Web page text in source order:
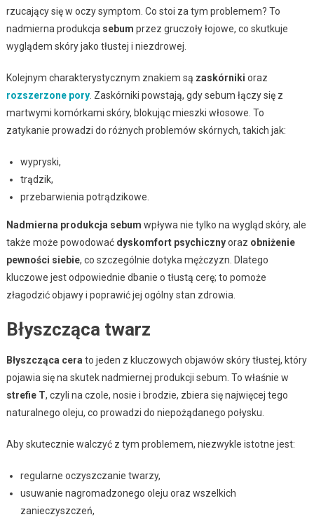
rzucający się w oczy symptom. Co stoi za tym problemem? To
nadmierna produkcja sebum przez gruczoły łojowe, co skutkuje
wyglądem skóry jako tłustej i niezdrowej.
Kolejnym charakterystycznym znakiem są zaskórniki oraz
rozszerzone pory. Zaskórniki powstają, gdy sebum łączy się z
martwymi komórkami skóry, blokując mieszki włosowe. To
zatykanie prowadzi do różnych problemów skórnych, takich jak:
wypryski,
trądzik,
przebarwienia potrądzikowe.
Nadmierna produkcja sebum wpływa nie tylko na wygląd skóry, ale
także może powodować dyskomfort psychicznyoraz obniżenie
pewności siebie, co szczególnie dotyka mężczyzn. Dlatego
kluczowe jest odpowiednie dbanie o tłustą cerę; to pomoże
złagodzić objawy i poprawić jej ogólny stan zdrowia.
Błyszcząca twarz
Błyszcząca cera to jeden z kluczowych objawów skóry tłustej, który
pojawia się na skutek nadmiernej produkcji sebum. To właśnie w
strefie T, czyli na czole, nosie i brodzie, zbiera się najwięcej tego
naturalnego oleju, co prowadzi do niepożądanego połysku.
Aby skutecznie walczyć z tym problemem, niezwykle istotne jest:
regularne oczyszczanie twarzy,
usuwanie nagromadzonego oleju oraz wszelkich
zanieczyszczeń,